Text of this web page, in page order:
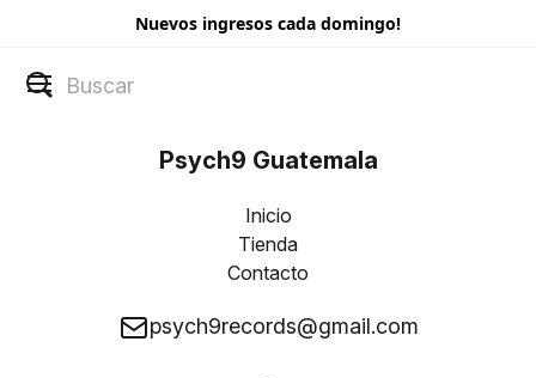
Nuevos ingresos cada domingo!
Psych9 Guatemala
Inicio
Tienda
Contacto
psych9records@gmail.com